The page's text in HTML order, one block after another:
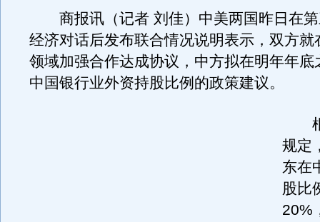
商报讯（记者 刘佳）中美两国昨日在第
经济对话后发布联合情况说明表示，双方就
领域加强合作达成协议，中方拟在明年年底
中国银行业外资持股比例的政策建议。
根
规定
东在
股比
20%